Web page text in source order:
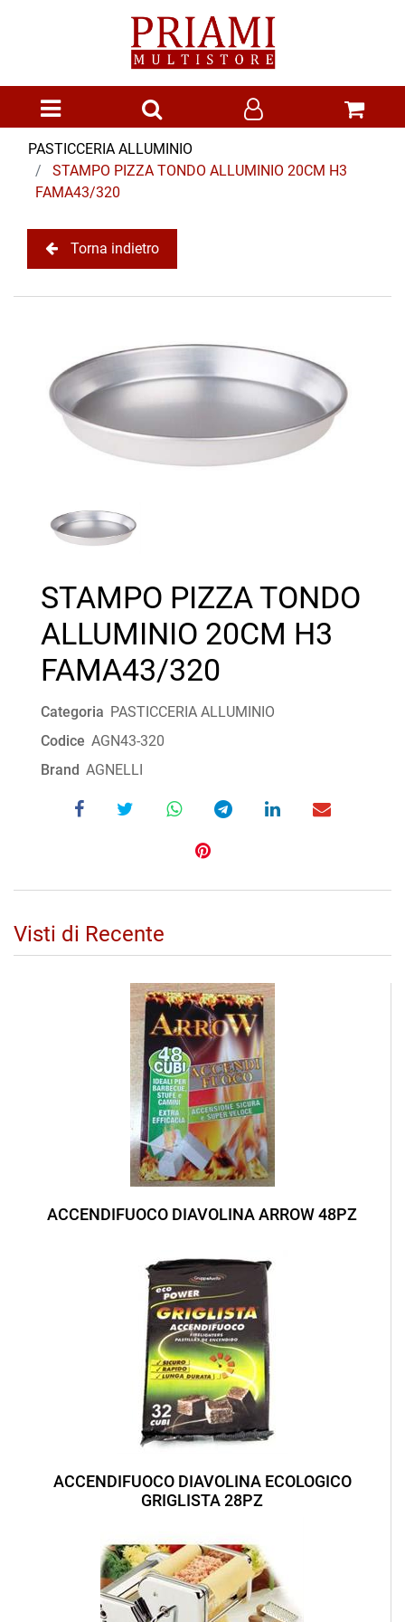
Open menu
PASTICCERIA ALLUMINIO
STAMPO PIZZA TONDO ALLUMINIO 20CM H3
FAMA43/320
Torna indietro
STAMPO PIZZA TONDO
ALLUMINIO 20CM H3
FAMA43/320
Categoria PASTICCERIA ALLUMINIO
Codice AGN43-320
Brand AGNELLI
Visti di Recente
ACCENDIFUOCO DIAVOLINA ARROW 48PZ
ACCENDIFUOCO DIAVOLINA ECOLOGICO
GRIGLISTA 28PZ